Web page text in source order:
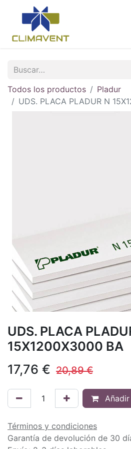
Todos los productos
Pladur
UDS. PLACA PLADUR N
UDS. PLACA
15X1200X3000 BA
17,76 € 20,89€
Términos y condiciones
Garantía de devolución de 30